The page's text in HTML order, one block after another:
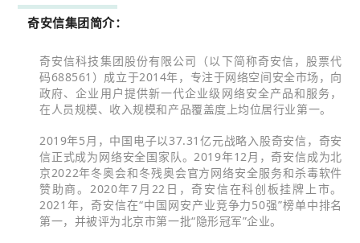
奇安信集团简介：
奇安信科技集团股份有限公司（以下简称奇安信，股票代
码688561）成立于2014年，专注于网络空间安全市场，向
政府、企业用户提供新一代企业级网络安全产品和服务，
在人员规模、收入规模和产品覆盖度上均位居行业第一。
2019年5月，中国电子以37.31亿元战略入股奇安信，奇安
信正式成为网络安全国家队。2019年12月，奇安信成为北
京2022年冬奥会和冬残奥会官方网络安全服务和杀毒软件
赞助商。2020年7月22日，奇安信在科创板挂牌上市。
2021年，奇安信在“中国网安产业竞争力50强”榜单中排名
第一，并被评为北京市第一批“隐形冠军”企业。